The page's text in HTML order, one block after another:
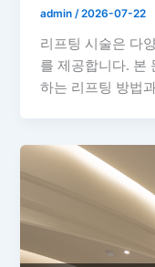
admin/2026-07-22
리프팅 시술은 다
를 제공합니다. 본
하는 리프팅 방법